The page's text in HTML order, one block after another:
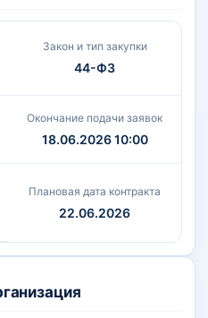
Закон и тип закупки
44-ФЗ
Окончание подачи заявок
18.06.2026 10:00
Плановая дата контракта
22.06.2026